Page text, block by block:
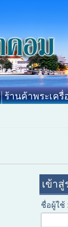
ร้านค้าพระเครื่
เข้าสู่
ชื่อผู้ใช้